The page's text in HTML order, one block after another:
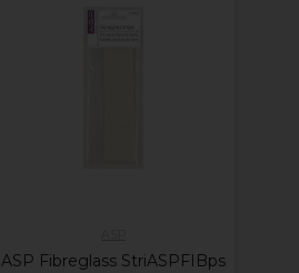
ASP Fibreglass StriASPFIBps